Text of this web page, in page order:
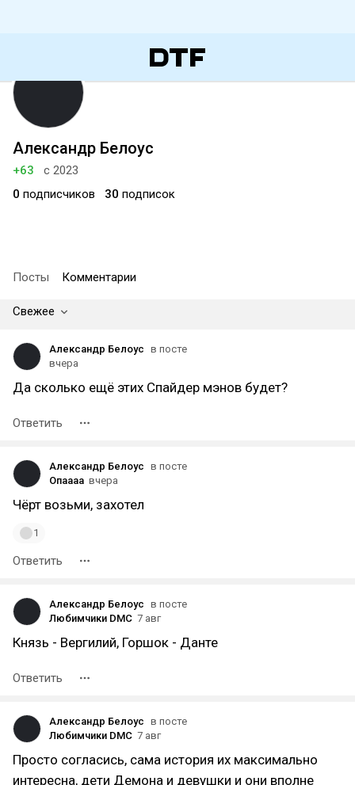
Александр Белоус
+63
с 2023
0 подписчиков 30 подписок
Посты Комментарии
Свежее
Александр Белоус в посте
вчера
Да сколько ещё этих Спайдер мэнов будет?
Ответить
Александр Белоус в посте
Опаааа вчера
Чёрт возьми, захотел
1
Ответить
Александр Белоус в посте
Любимчики DMC 7 авг
Князь - Вергилий, Горшок - Данте
Ответить
Александр Белоус в посте
Любимчики DMC 7 авг
Просто согласись, сама история их максимально
интересна, дети Демона и девушки и они вполне